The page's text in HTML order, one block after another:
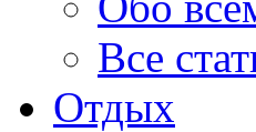
Все
Отдых